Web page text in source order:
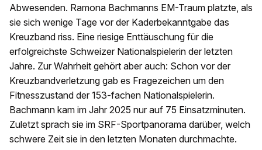
Abwesenden. Ramona Bachmanns EM-Traum platzte, als
sie sich wenige Tage vor der Kaderbekanntgabe das
Kreuzband riss. Eine riesige Enttäuschung für die
erfolgreichste Schweizer Nationalspielerin der letzten
Jahre. Zur Wahrheit gehört aber auch: Schon vor der
Kreuzbandverletzung gab es Fragezeichen um den
Fitnesszustand der 153-fachen Nationalspielerin.
Bachmann kam im Jahr 2025 nur auf 75 Einsatzminuten.
Zuletzt sprach sie im SRF-Sportpanorama darüber, welch
schwere Zeit sie in den letzten Monaten durchmachte.